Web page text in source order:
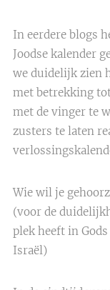
In eerdere blogs
Joodse kalender
we duidelijk zien
met betrekking
met de vinger te
zusters te laten
Wie wil je
(voor de
plek heeft in
Israël)